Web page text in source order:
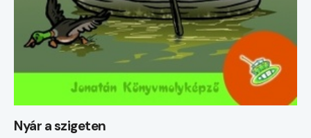
Nyár a szigeten